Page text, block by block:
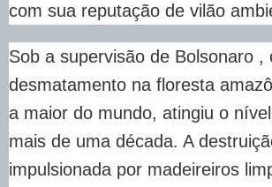
com sua reputação de vilão
Sob a supervisão de Bolsonaro ,
desmatamento na floresta
a maior do mundo, atingiu o
mais de uma década. A
impulsionada por madeireiros